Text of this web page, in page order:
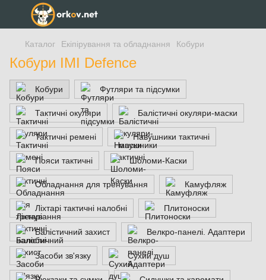
Каталог Екіпірування та обладнання Кобури
Кобури IMI Defence
Кобури Футляри та підсумки
Тактичні окуляри Балістичні окуляри-маски
Тактичні ремені Навушники тактичні
Пояси тактичні Шоломи-Каски
Обладнання для тренування Камуфляж
Ліхтарі тактичні налобні Плитоноски
Балістичний захист Велкро-панелі. Адаптери
Засоби зв'язку Сухий душ